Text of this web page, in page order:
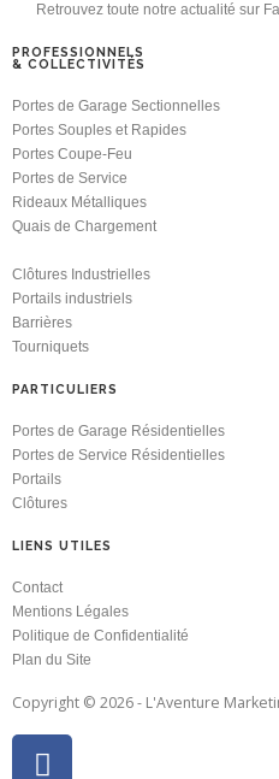
Retrouvez toute notre actualité sur
PROFESSIONNELS
& COLLECTIVITÉS
Portes de Garage Sectionnelles
Portes Souples et Rapides
Portes Coupe-Feu
Portes de Service
Rideaux Métalliques
Quais de Chargement
Clôtures Industrielles
Portails industriels
Barrières
Tourniquets
PARTICULIERS
Portes de Garage Résidentielles
Portes de Service Résidentielles
Portails
Clôtures
LIENS UTILES
Contact
Mentions Légales
Politique de Confidentialité
Plan du Site
Copyright © 2026 - L'Aventure